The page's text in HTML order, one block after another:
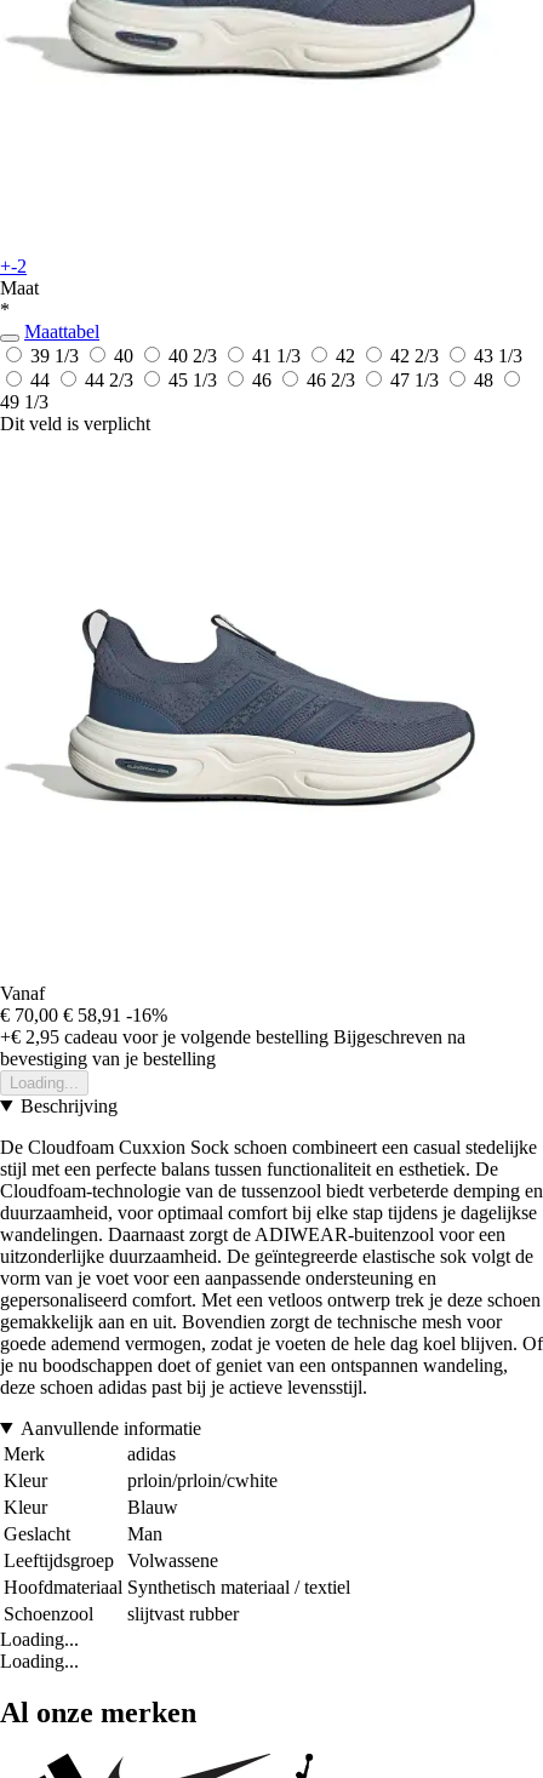
+-2
Maat
*
Maattabel
39 1/3
40 40 2/3 41 1/3 42 42 2/3
43 1/3
44
44 2/3 45 1/3 46 46 2/3 47 1/3
48
49 1/3
Dit veld is verplicht
Vanaf
€ 70,00 € 58,91 -16%
+€ 2,95 cadeau voor je volgende bestelling Bijgeschreven na
bevestiging van je bestelling
Loading...
Beschrijving
De Cloudfoam Cuxxion Sock schoen combineert een casual stedelijke
stijl met een perfecte balans tussen functionaliteit en esthetiek. De
Cloudfoam-technologie van de tussenzool biedt verbeterde demping en
duurzaamheid, voor optimaal comfort bij elke stap tijdens je dagelijkse
wandelingen. Daarnaast zorgt de ADIWEAR-buitenzool voor een
uitzonderlijke duurzaamheid. De geïntegreerde elastische sok volgt de
vorm van je voet voor een aanpassende ondersteuning en
gepersonaliseerd comfort. Met een vetloos ontwerp trek je deze schoen
gemakkelijk aan en uit. Bovendien zorgt de technische mesh voor
goede ademend vermogen, zodat je voeten de hele dag koel blijven. Of
je nu boodschappen doet of geniet van een ontspannen wandeling,
deze schoen adidas past bij je actieve levensstijl.
Aanvullende informatie
Merk
adidas
Kleur
prloin/prloin/cwhite
Kleur
Blauw
Geslacht
Man
Leeftijdsgroep
Volwassene
Hoofdmateriaal Synthetisch materiaal / textiel
Schoenzool
slijtvast rubber
Loading...
Loading...
Al onze merken